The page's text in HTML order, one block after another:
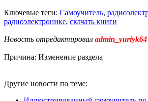
Ключевые теги: Самоучитель,
радиоэлектронике, скачать книги
Новость отредактировал admin_yuriyk64
Причина: Изменение раздела
Другие новости по теме: